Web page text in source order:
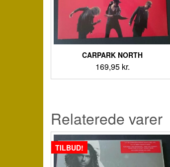
CARPARK NORTH
169,95 kr.
Relaterede varer
TILBUD!